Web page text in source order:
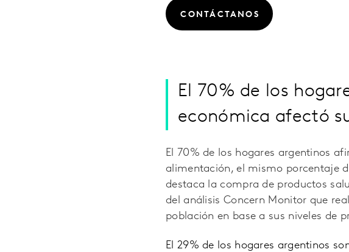
CONTÁCTANOS
El 70% de los
económica afectó
El 70% de los hogares argentinos
alimentación, el mismo porcentaje
destaca la compra de productos
del análisis Concern Monitor que
población en base a sus niveles de
El 29% de los hogares argentinos